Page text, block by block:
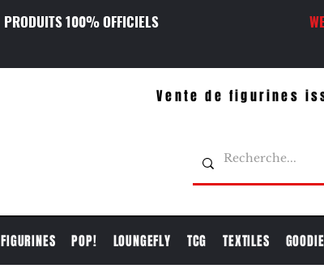
PRODUITS 100% OFFICIELS
Vente de figurines
FIGURINES POP! LOUNGEFLY TCG TEXTILES